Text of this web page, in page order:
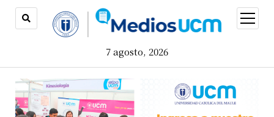
7 agosto, 2026
open
menu